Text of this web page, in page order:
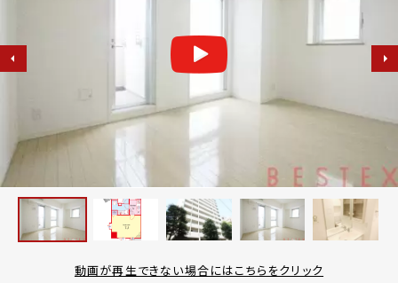
動画が再生できない場合にはこちらをクリック